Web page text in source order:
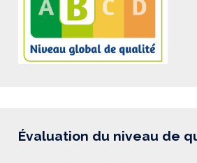
Évaluation du niveau de